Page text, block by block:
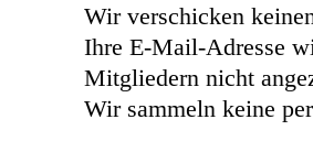
Wir verschicken
Ihre E-Mail-Adresse
Mitgliedern nicht
Wir sammeln keine